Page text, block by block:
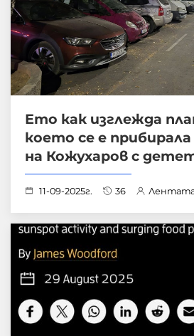
Ето как изглежда
което се е
на Кожухаров с
11-09-2025г. 36